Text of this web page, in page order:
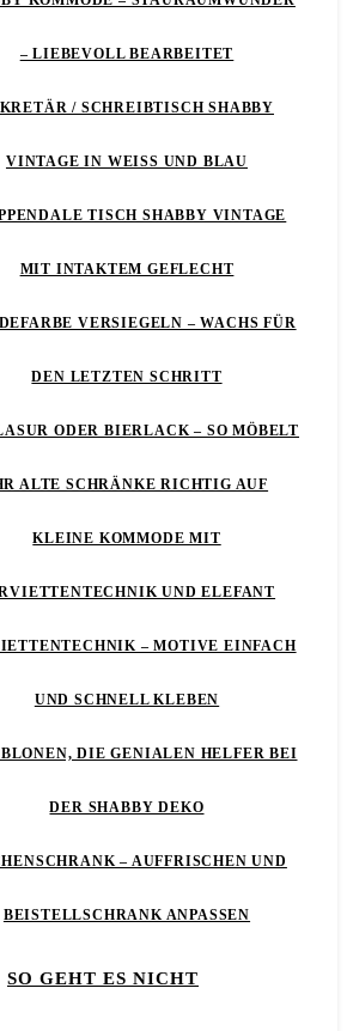
– LIEBEVOLL BEARBEITET
/ SCHREIBTISCH SHABBY
VINTAGE IN WEISS UND BLAU
TISCH SHABBY VINTAGE
MIT INTAKTEM GEFLECHT
VERSIEGELN – WACHS FÜR
DEN LETZTEN SCHRITT
ODER BIERLACK – SO MÖBELT
ALTE SCHRÄNKE RICHTIG AUF
KLEINE KOMMODE MIT
UND ELEFANT
– MOTIVE EINFACH
UND SCHNELL KLEBEN
DIE GENIALEN HELFER BEI
DER SHABBY DEKO
– AUFFRISCHEN UND
BEISTELLSCHRANK ANPASSEN
SO GEHT ES NICHT